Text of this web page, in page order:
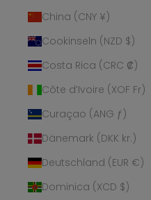
China (CNY ¥)
Cookinseln (NZD $)
Costa Rica (CRC ₡)
Côte d’Ivoire (XOF Fr)
Curaçao (ANG ƒ)
Dänemark (DKK kr.)
Deutschland (EUR €)
Dominica (XCD $)